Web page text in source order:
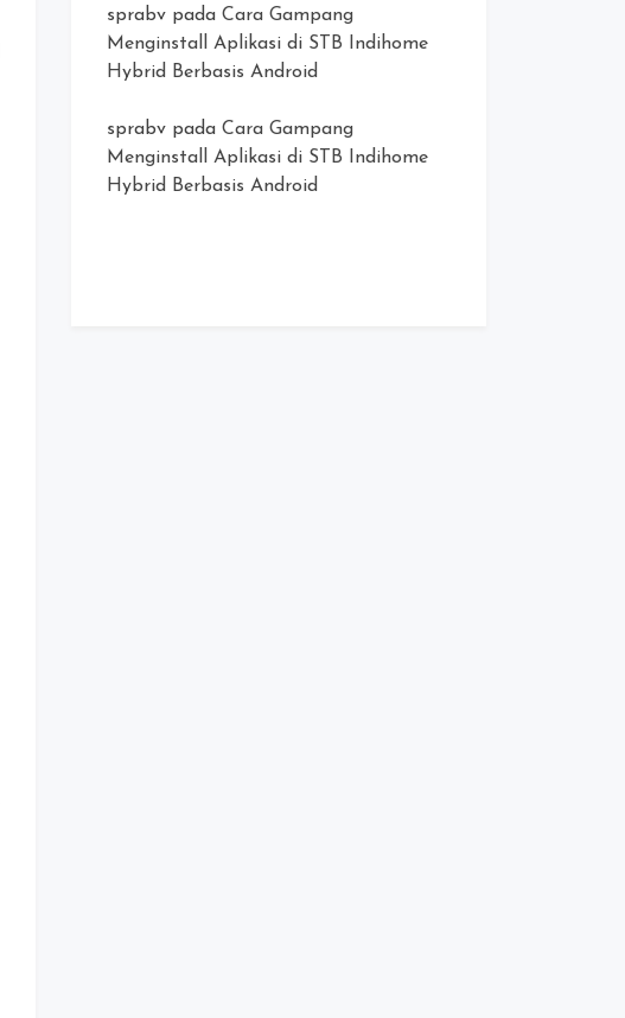
sprabv pada Cara Gampang
Menginstall Aplikasi di STB Indihome
Hybrid Berbasis Android
sprabv pada Cara Gampang
Menginstall Aplikasi di STB Indihome
Hybrid Berbasis Android